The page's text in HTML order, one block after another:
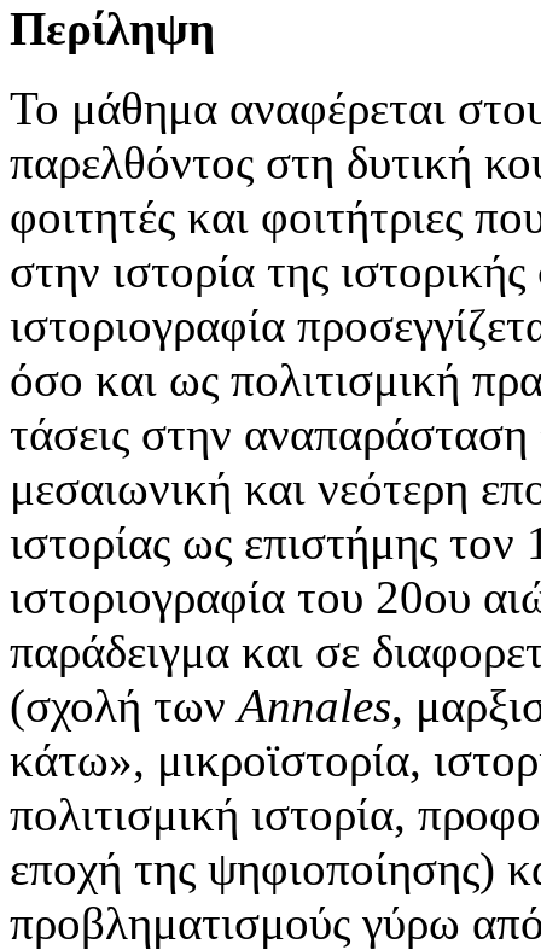
Περίληψη
Το μάθημα αναφέρεται
παρελθόντος στη δυτική
φοιτητές και φοιτήτριες
στην ιστορία της
ιστοριογραφία
όσο και ως πολιτισμική
τάσεις στην
μεσαιωνική και νεότερη
ιστορίας ως επιστήμης
ιστοριογραφία του 20ου
παράδειγμα και σε
(σχολή τωνAnnales,
κάτω», μικροϊστορία,
πολιτισμική ιστορία,
εποχή της ψηφιοποίησης)
προβληματισμούς γύρω